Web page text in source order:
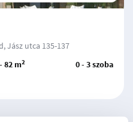
Jász utca 135-137
82 m2 0 - 3 szoba